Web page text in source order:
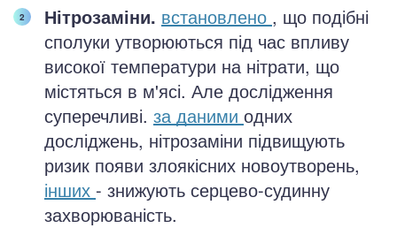
Нітрозаміни. встановлено , що подібні
сполуки утворюються під час впливу
високої температури на нітрати, що
містяться в м'ясі. Але дослідження
суперечливі. за даними одних
досліджень, нітрозаміни підвищують
ризик появи злоякісних новоутворень,
інших - знижують серцево-судинну
захворюваність.